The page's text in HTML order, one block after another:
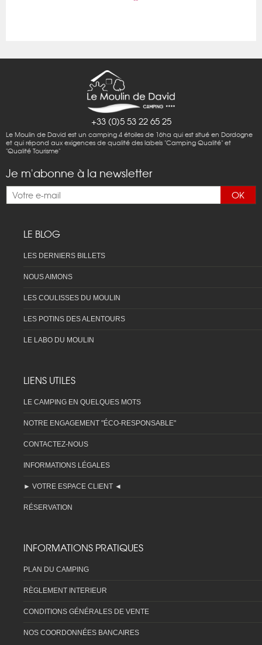
+33 (0)5 53 22 65 25
Le Moulin de David est un camping 4 étoiles de 16ha qui est situé en Dordogne
et qui répond aux exigences de qualité des labels "Camping Qualité" et
"Qualité Tourisme"
Je m'abonne à la newsletter
OK
LE BLOG
LES DERNIERS BILLETS
NOUS AIMONS
LES COULISSES DU MOULIN
LES POTINS DES ALENTOURS
LE LABO DU MOULIN
LIENS UTILES
LE CAMPING EN QUELQUES MOTS
NOTRE ENGAGEMENT "ÉCO-RESPONSABLE"
CONTACTEZ-NOUS
INFORMATIONS LÉGALES
► VOTRE ESPACE CLIENT ◄
RÉSERVATION
INFORMATIONS PRATIQUES
PLAN DU CAMPING
RÈGLEMENT INTERIEUR
CONDITIONS GÉNÉRALES DE VENTE
NOS COORDONNÉES BANCAIRES